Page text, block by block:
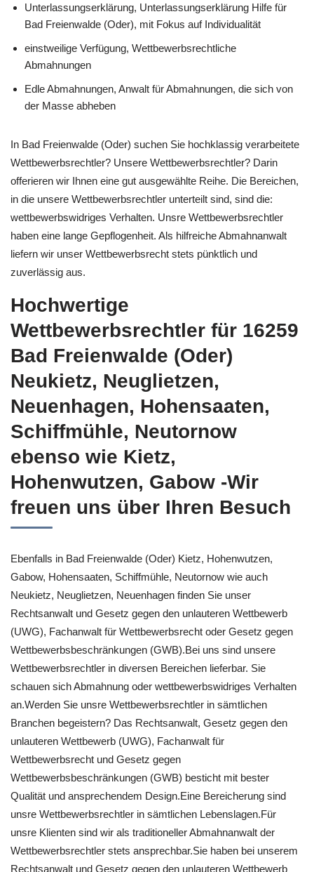
Unterlassungserklärung, Unterlassungserklärung Hilfe für
Bad Freienwalde (Oder), mit Fokus auf Individualität
einstweilige Verfügung, Wettbewerbsrechtliche
Abmahnungen
Edle Abmahnungen, Anwalt für Abmahnungen, die sich von
der Masse abheben
In Bad Freienwalde (Oder) suchen Sie hochklassig verarbeitete
Wettbewerbsrechtler? Unsere Wettbewerbsrechtler? Darin
offerieren wir Ihnen eine gut ausgewählte Reihe. Die Bereichen,
in die unsere Wettbewerbsrechtler unterteilt sind, sind die:
wettbewerbswidriges Verhalten. Unsre Wettbewerbsrechtler
haben eine lange Gepflogenheit. Als hilfreiche Abmahnanwalt
liefern wir unser Wettbewerbsrecht stets pünktlich und
zuverlässig aus.
Hochwertige
Wettbewerbsrechtler für 16259
Bad Freienwalde (Oder)
Neukietz, Neuglietzen,
Neuenhagen, Hohensaaten,
Schiffmühle, Neutornow
ebenso wie Kietz,
Hohenwutzen, Gabow -Wir
freuen uns über Ihren Besuch
Ebenfalls in Bad Freienwalde (Oder) Kietz, Hohenwutzen,
Gabow, Hohensaaten, Schiffmühle, Neutornow wie auch
Neukietz, Neuglietzen, Neuenhagen finden Sie unser
Rechtsanwalt und Gesetz gegen den unlauteren Wettbewerb
(UWG), Fachanwalt für Wettbewerbsrecht oder Gesetz gegen
Wettbewerbsbeschränkungen (GWB).Bei uns sind unsere
Wettbewerbsrechtler in diversen Bereichen lieferbar. Sie
schauen sich Abmahnung oder wettbewerbswidriges Verhalten
an.Werden Sie unsre Wettbewerbsrechtler in sämtlichen
Branchen begeistern? Das Rechtsanwalt, Gesetz gegen den
unlauteren Wettbewerb (UWG), Fachanwalt für
Wettbewerbsrecht und Gesetz gegen
Wettbewerbsbeschränkungen (GWB) besticht mit bester
Qualität und ansprechendem Design.Eine Bereicherung sind
unsre Wettbewerbsrechtler in sämtlichen Lebenslagen.Für
unsre Klienten sind wir als traditioneller Abmahnanwalt der
Wettbewerbsrechtler stets ansprechbar.Sie haben bei unserem
Rechtsanwalt und Gesetz gegen den unlauteren Wettbewerb